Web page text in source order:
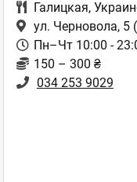
Галицкая,
ул. Черновола, 5
Пн–Чт 10:00 -
150 – 300 ₴
034 253 9029